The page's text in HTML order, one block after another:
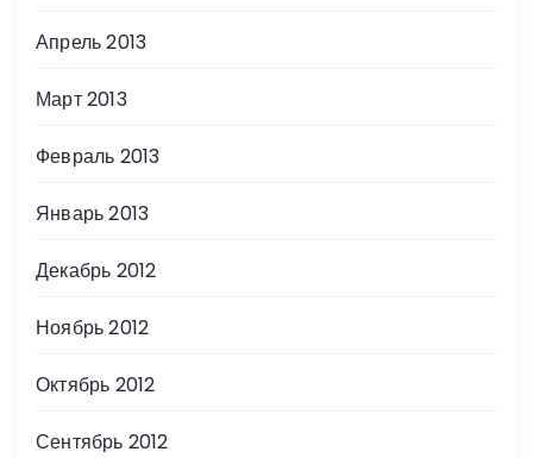
Апрель 2013
Март 2013
Февраль 2013
Январь 2013
Декабрь 2012
Ноябрь 2012
Октябрь 2012
Сентябрь 2012